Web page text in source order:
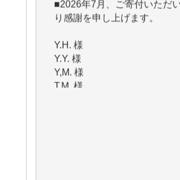
Y.H. 様
Y,M. 様
T.M. 様
マツモト ヤスアキ 様
マシオン 恵美香 様